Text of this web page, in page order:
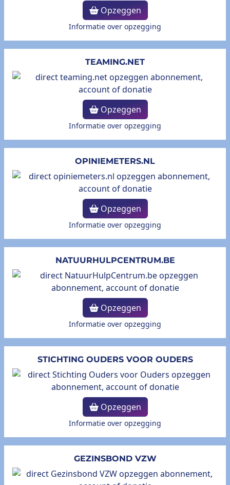
Opzeggen
Informatie over opzegging
TEAMING.NET
Opzeggen
Informatie over opzegging
OPINIEMETERS.NL
Opzeggen
Informatie over opzegging
NATUURHULPCENTRUM.BE
Opzeggen
Informatie over opzegging
STICHTING OUDERS VOOR OUDERS
Opzeggen
Informatie over opzegging
GEZINSBOND VZW